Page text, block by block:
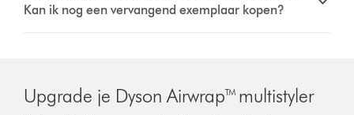
Kan ik nog een vervangend exemplaar kopen?
Upgrade je Dyson Airwrap™ multistyler